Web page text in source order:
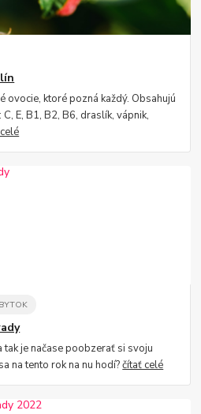
ovocie, ktoré pozná každý. Obsahujú
E, B1, B2, B6, draslík, vápnik,
tak je načase poobzerať si svoju
na tento rok na nu hodí?čítať celé